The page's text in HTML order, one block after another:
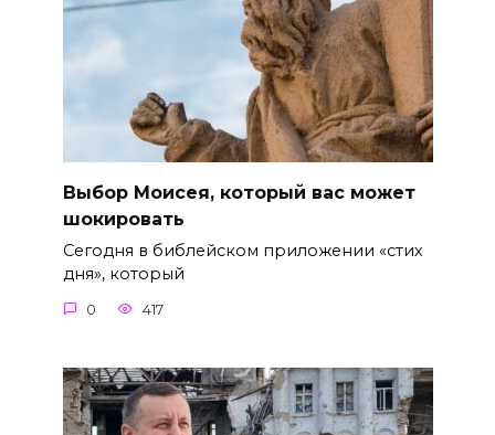
Выбор Моисея, который вас может
шокировать
Сегодня в библейском приложении «стих
дня», который
0 417